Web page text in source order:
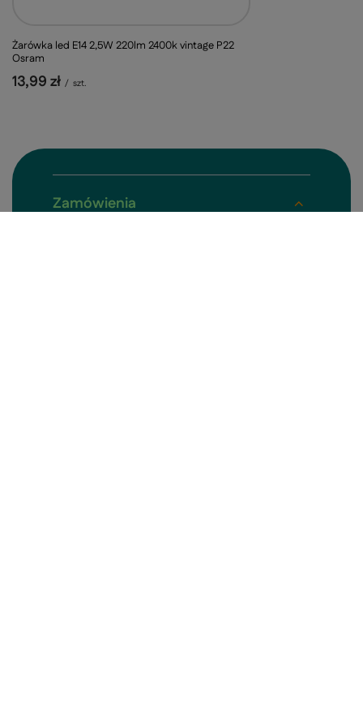
Żarówka led E14 2,5W 220lm 2400k vintage P22
Osram
13,99 zł / szt.
Zamówienia